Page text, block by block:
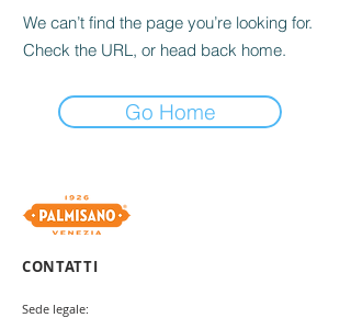
We can’t find the page you’re looking for.
Check the URL, or head back home.
Go Home
CONTATTI
Sede legale: